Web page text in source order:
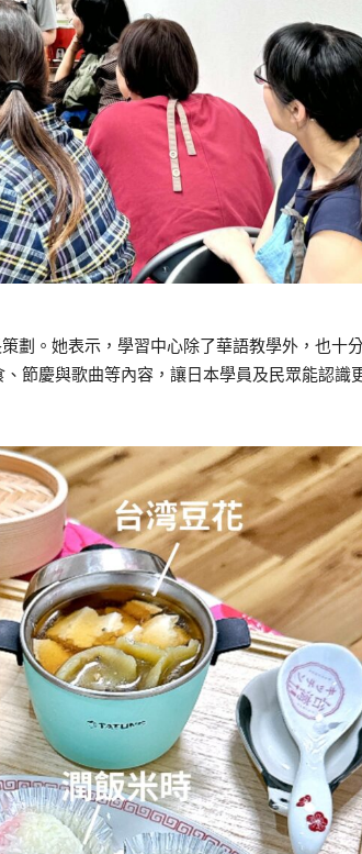
劃。她表示，學習中心除了華語教學外，也十
節慶與歌曲等內容，讓日本學員及民眾能認識